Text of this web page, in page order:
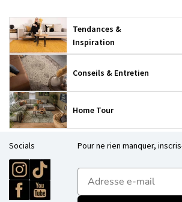
Tendances &
Inspiration
Conseils & Entretien
Home Tour
Socials Pour ne rien manquer,
E-mailadres